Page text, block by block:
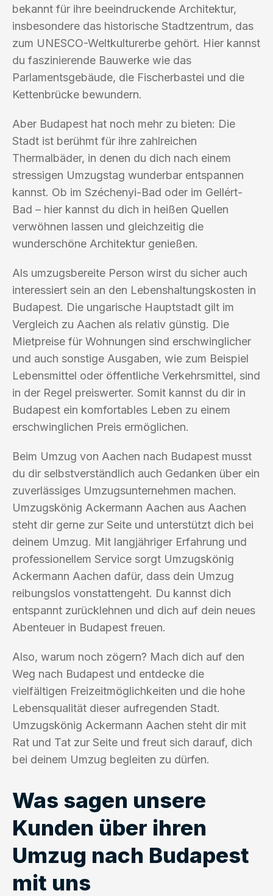
bekannt für ihre beeindruckende Architektur,
insbesondere das historische Stadtzentrum, das
zum UNESCO-Weltkulturerbe gehört. Hier kannst
du faszinierende Bauwerke wie das
Parlamentsgebäude, die Fischerbastei und die
Kettenbrücke bewundern.
Aber Budapest hat noch mehr zu bieten: Die
Stadt ist berühmt für ihre zahlreichen
Thermalbäder, in denen du dich nach einem
stressigen Umzugstag wunderbar entspannen
kannst. Ob im Széchenyi-Bad oder im Gellért-
Bad – hier kannst du dich in heißen Quellen
verwöhnen lassen und gleichzeitig die
wunderschöne Architektur genießen.
Als umzugsbereite Person wirst du sicher auch
interessiert sein an den Lebenshaltungskosten in
Budapest. Die ungarische Hauptstadt gilt im
Vergleich zu Aachen als relativ günstig. Die
Mietpreise für Wohnungen sind erschwinglicher
und auch sonstige Ausgaben, wie zum Beispiel
Lebensmittel oder öffentliche Verkehrsmittel, sind
in der Regel preiswerter. Somit kannst du dir in
Budapest ein komfortables Leben zu einem
erschwinglichen Preis ermöglichen.
Beim Umzug von Aachen nach Budapest musst
du dir selbstverständlich auch Gedanken über ein
zuverlässiges Umzugsunternehmen machen.
Umzugskönig Ackermann Aachen aus Aachen
steht dir gerne zur Seite und unterstützt dich bei
deinem Umzug. Mit langjähriger Erfahrung und
professionellem Service sorgt Umzugskönig
Ackermann Aachen dafür, dass dein Umzug
reibungslos vonstattengeht. Du kannst dich
entspannt zurücklehnen und dich auf dein neues
Abenteuer in Budapest freuen.
Also, warum noch zögern? Mach dich auf den
Weg nach Budapest und entdecke die
vielfältigen Freizeitmöglichkeiten und die hohe
Lebensqualität dieser aufregenden Stadt.
Umzugskönig Ackermann Aachen steht dir mit
Rat und Tat zur Seite und freut sich darauf, dich
bei deinem Umzug begleiten zu dürfen.
Was sagen unsere
Kunden über ihren
Umzug nach Budapest
mit uns